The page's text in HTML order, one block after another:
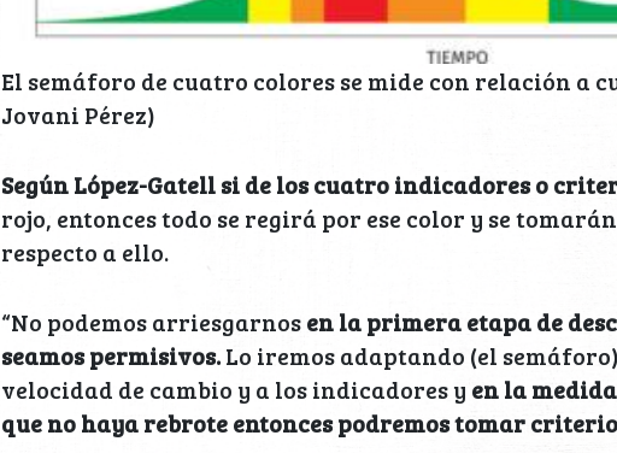
El semáforo de cuatro colores se mide con relación a
Jovani Pérez)
Según López-Gatell si de los cuatro indicadores o
rojo, entonces todo se regirá por ese color y se
respecto a ello.
“No podemos arriesgarnosen la primera etapa de
seamos permisivos.Lo iremos adaptando (el
velocidad de cambio y a los indicadores y en la
que no haya rebrote entonces podremos tomar